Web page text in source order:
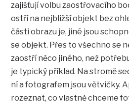
zajišťují volbu zaostřovacího
ostří na nejbližší objekt bez
části obrazu je, jiné jsou
se objekt. Přes to všechno se
zaostří něco jiného, než
je typický příklad. Na stromě
ní a fotografem jsou větvičky.
rozeznat, co vlastně chceme